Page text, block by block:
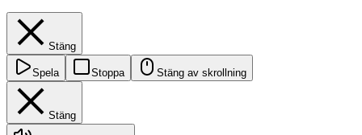
Stäng
Spela Stoppa Stäng av skrollning
Stäng